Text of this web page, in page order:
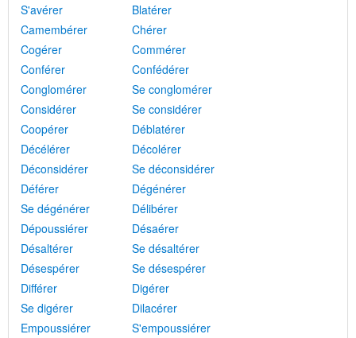
S'avérer
Blatérer
Camembérer
Chérer
Cogérer
Commérer
Conférer
Confédérer
Conglomérer
Se conglomérer
Considérer
Se considérer
Coopérer
Déblatérer
Décélérer
Décolérer
Déconsidérer
Se déconsidérer
Déférer
Dégénérer
Se dégénérer
Délibérer
Dépoussiérer
Désaérer
Désaltérer
Se désaltérer
Désespérer
Se désespérer
Différer
Digérer
Se digérer
Dilacérer
Empoussiérer
S'empoussiérer